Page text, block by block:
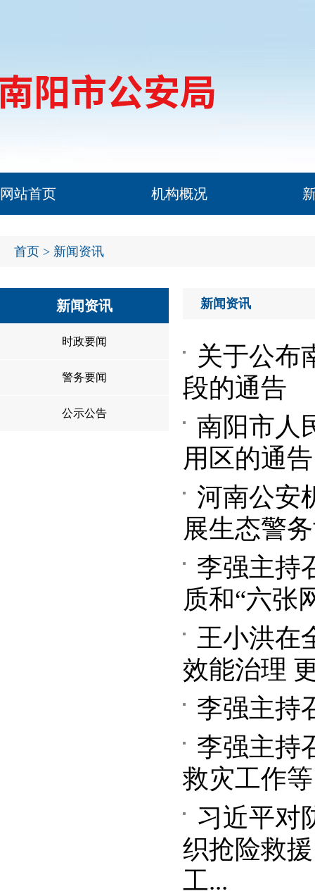
网站首页 机构概况
首页 > 新闻资讯
新闻资讯
时政要闻
警务要闻
公示公告
新闻资讯
关于公布
段的通告
南阳市人
用区的通告
河南公安
展生态警
李强主持
质和“六张
王小洪在
效能治理
李强主持
李强主持
救灾工作等
习近平对
织抢险救
工...